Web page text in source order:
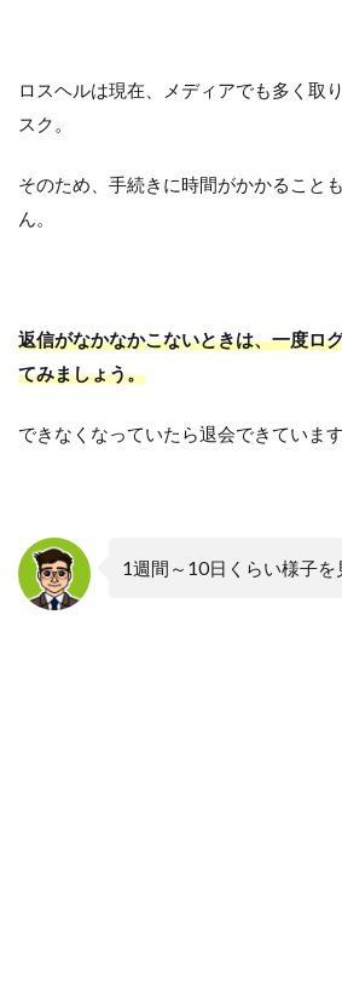
ロスヘルは現在、メディアでも多く取
スク。
そのため、手続きに時間がかかること
ん。
返信がなかなかこないときは、一度ロ
てみましょう。
できなくなっていたら退会できています
1週間～10日くらい様子を